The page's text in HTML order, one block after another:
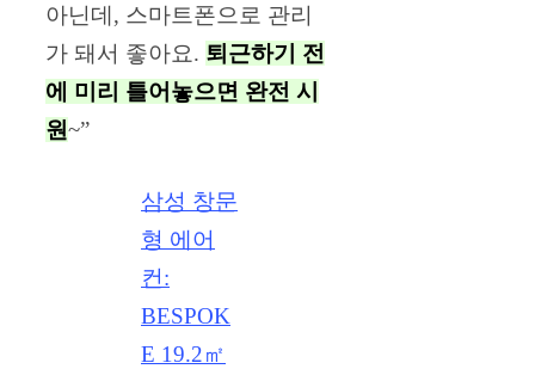
아닌데, 스마트폰으로 관리
가 돼서 좋아요. 퇴근하기 전
에 미리 틀어놓으면 완전 시
원~”
삼성 창문
형 에어
컨:
BESPOK
E 19.2㎡